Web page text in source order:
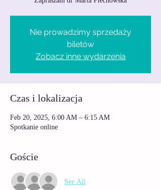
Nie prowadzimy sprzedaży
biletów
Zobacz inne wydarzenia
Czas i lokalizacja
Feb 20, 2025, 6:00 AM – 6:15 AM
Spotkanie online
Goście
See All